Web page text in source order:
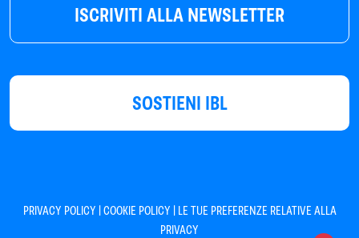
ISCRIVITI ALLA NEWSLETTER
SOSTIENI IBL
PRIVACY POLICY |COOKIE POLICY | LE TUE PREFERENZE RELATIVE ALLA
PRIVACY